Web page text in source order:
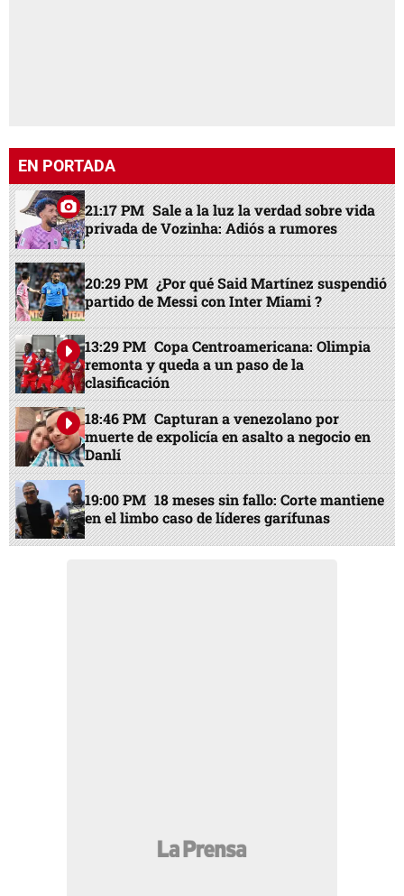
EN PORTADA
21:17 PM Sale a la luz la verdad sobre vida
privada de Vozinha: Adiós a rumores
20:29 PM ¿Por qué Said Martínez suspendió
partido de Messi con Inter Miami ?
13:29 PM Copa Centroamericana: Olimpia
remonta y queda a un paso de la
clasificación
18:46 PM Capturan a venezolano por
muerte de expolicía en asalto a negocio en
Danlí
19:00 PM 18 meses sin fallo: Corte mantiene
en el limbo caso de líderes garífunas